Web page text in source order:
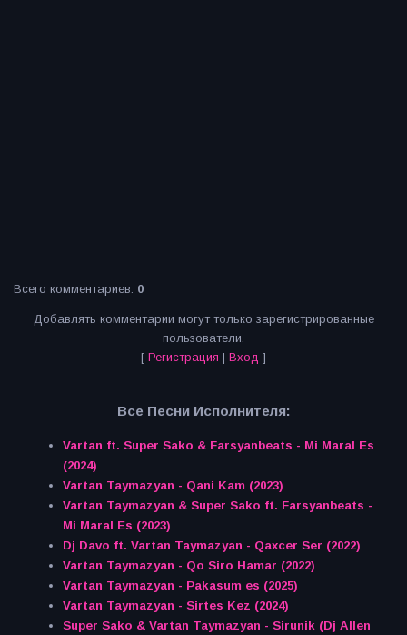
Всего комментариев: 0
Добавлять комментарии могут только зарегистрированные
пользователи.
[ Регистрация | Вход ]
Все Песни Исполнителя:
Vartan ft. Super Sako & Farsyanbeats - Mi Maral Es
(2024)
Vartan Taymazyan - Qani Kam (2023)
Vartan Taymazyan & Super Sako ft. Farsyanbeats -
Mi Maral Es (2023)
Dj Davo ft. Vartan Taymazyan - Qaxcer Ser (2022)
Vartan Taymazyan - Qo Siro Hamar (2022)
Vartan Taymazyan - Pakasum es (2025)
Vartan Taymazyan - Sirtes Kez (2024)
Super Sako & Vartan Taymazyan - Sirunik (Dj Allen